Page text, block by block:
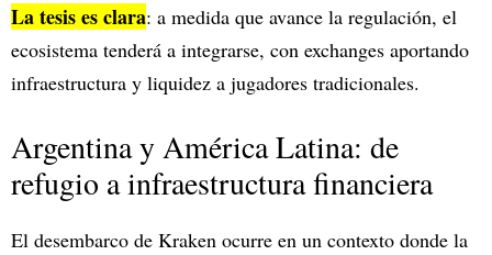
La tesis es clara: a medida que avance la regulación, el
ecosistema tenderá a integrarse, con exchanges aportando
infraestructura y liquidez a jugadores tradicionales.
Argentina y América Latina: de
refugio a infraestructura financiera
El desembarco de Kraken ocurre en un contexto donde la